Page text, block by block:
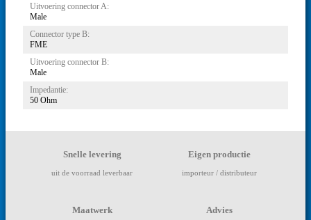
Uitvoering connector A:
Male
Connector type B:
FME
Uitvoering connector B:
Male
Impedantie:
50 Ohm
Snelle levering
uit de voorraad leverbaar
Eigen productie
importeur / distributeur
Maatwerk Advies